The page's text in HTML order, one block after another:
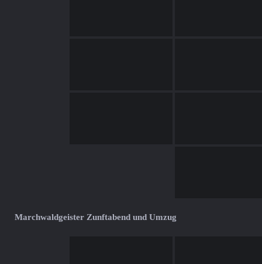
Marchwaldgeister Zunftabend und Umzug